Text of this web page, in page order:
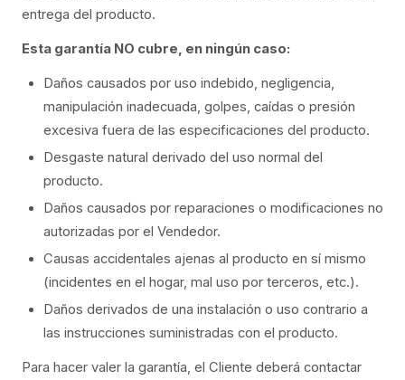
entrega del producto.
Esta garantía NO cubre, en ningún caso:
Daños causados por uso indebido, negligencia,
manipulación inadecuada, golpes, caídas o presión
excesiva fuera de las especificaciones del producto.
Desgaste natural derivado del uso normal del
producto.
Daños causados por reparaciones o modificaciones no
autorizadas por el Vendedor.
Causas accidentales ajenas al producto en sí mismo
(incidentes en el hogar, mal uso por terceros, etc.).
Daños derivados de una instalación o uso contrario a
las instrucciones suministradas con el producto.
Para hacer valer la garantía, el Cliente deberá contactar